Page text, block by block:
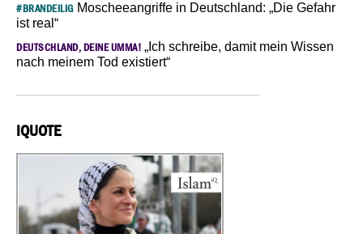
#BRANDEILIGMoscheeangriffe in Deutschland: „Die Gefahr
ist real“
DEUTSCHLAND, DEINE UMMA! „Ich schreibe, damit mein Wissen
nach meinem Tod existiert“
IQUOTE